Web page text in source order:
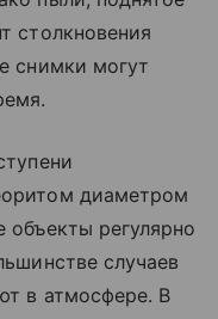
столкновения
снимки могут
диаметром
регулярно
случаев
в атмосфере. В